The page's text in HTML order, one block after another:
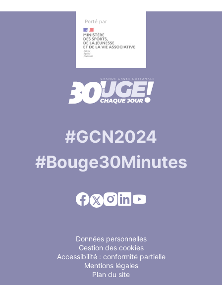
Autres informations
Autres informations
Porté par
#GCN2024
#Bouge30Minutes
Facebook
X Instagram
LinkedinYoutube
Données personnelles
Gestion des cookies
Accessibilité : conformité partielle
Mentions légales
Plan du site